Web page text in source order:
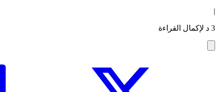
|
3 د لإكمال القراءة